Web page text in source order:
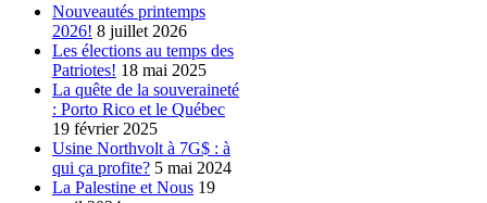
Nouveautés printemps
2026! 8 juillet 2026
Les élections au temps des
Patriotes! 18 mai 2025
La quête de la souveraineté
: Porto Rico et le Québec
19 février 2025
Usine Northvolt à 7G$ : à
qui ça profite? 5 mai 2024
La Palestine et Nous 19